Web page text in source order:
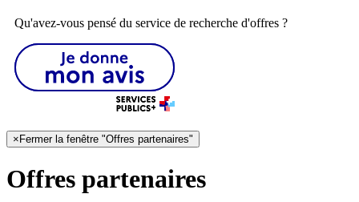
Qu'avez-vous pensé du service de recherche d'offres ?
×Fermer la fenêtre "Offres partenaires"
Offres partenaires